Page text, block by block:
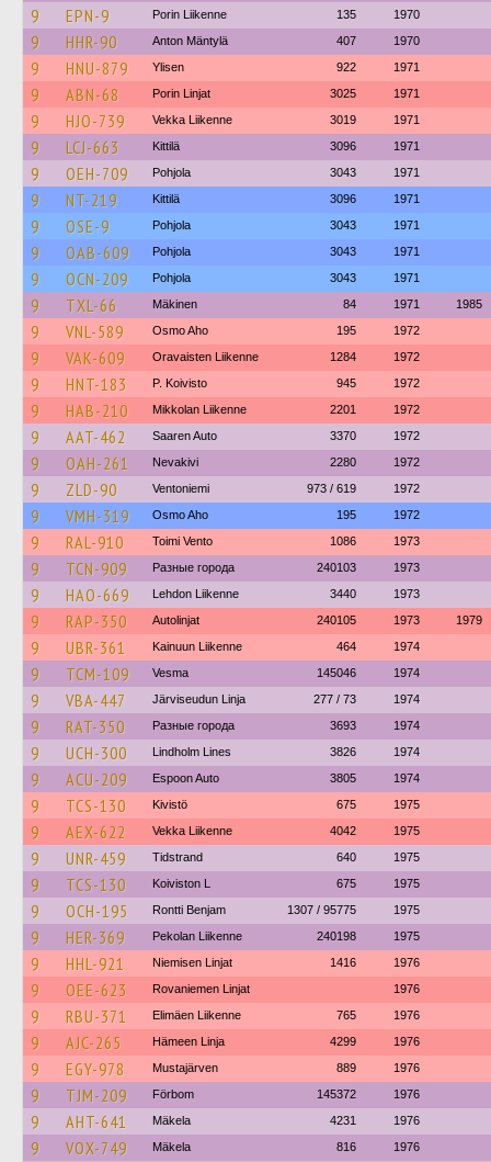
9 EPN-9 Porin Liikenne 135 1970
9 HHR-90 Anton Mäntylä 407 1970
9 HNU-879 Ylisen 922 1971
9 ABN-68 Porin Linjat 3025 1971
9 HJO-739 Vekka Liikenne 3019 1971
9 LCJ-663 Kittilä 3096 1971
9 OEH-709 Pohjola 3043 1971
9 NT-219 Kittilä 3096 1971
9 OSE-9 Pohjola 3043 1971
9 OAB-609 Pohjola 3043 1971
9 OCN-209 Pohjola 3043 1971
9 TXL-66 Mäkinen 84 1971 1985
9 VNL-589 Osmo Aho 195 1972
9 VAK-609 Oravaisten Liikenne 1284 1972
9 HNT-183 P. Koivisto 945 1972
9 HAB-210 Mikkolan Liikenne 2201 1972
9 AAT-462 Saaren Auto 3370 1972
9 OAH-261 Nevakivi 2280 1972
9 ZLD-90 Ventoniemi 973 / 619 1972
9 VMH-319 Osmo Aho 195 1972
9 RAL-910 Toimi Vento 1086 1973
9 TCN-909 Разные города 240103 1973
9 HAO-669 Lehdon Liikenne 3440 1973
9 RAP-350 Autolinjat 240105 1973 1979
9 UBR-361 Kainuun Liikenne 464 1974
9 TCM-109 Vesma 145046 1974
9 VBA-447 Järviseudun Linja 277 / 73 1974
9 RAT-350 Разные города 3693 1974
9 UCH-300 Lindholm Lines 3826 1974
9 ACU-209 Espoon Auto 3805 1974
9 TCS-130 Kivistö 675 1975
9 AEX-622 Vekka Liikenne 4042 1975
9 UNR-459 Tidstrand 640 1975
9 TCS-130 Koiviston L 675 1975
9 OCH-195 Rontti Benjam 1307 / 95775 1975
9 HER-369 Pekolan Liikenne 240198 1975
9 HHL-921 Niemisen Linjat 1416 1976
9 OEE-623 Rovaniemen Linjat 1976
9 RBU-371 Elimäen Liikenne 765 1976
9 AJC-265 Hämeen Linja 4299 1976
9 EGY-978 Mustajärven 889 1976
9 TJM-209 Förbom 145372 1976
9 AHT-641 Mäkela 4231 1976
9 VOX-749 Mäkela 816 1976